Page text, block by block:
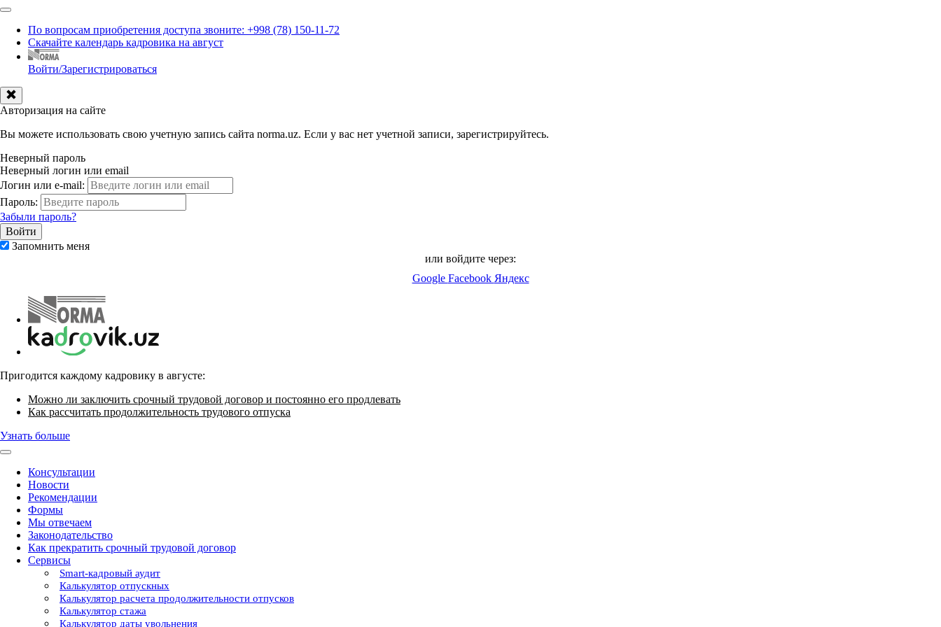
По вопросам приобретения доступа звоните: +998 (78) 150-11-72
Скачайте календарь кадровика на август
Войти/Зарегистрироваться
Авторизация на сайте
Вы можете использовать свою учетную запись сайта norma.uz. Если у вас нет учетной записи, зарегистрируйтесь.
Неверный пароль
Неверный логин или email
Логин или e-mail:
Пароль:
Забыли пароль?
Запомнить меня
или войдите через:
Google Facebook Яндекс
Пригодится каждому кадровику в августе:
Можно ли заключить срочный трудовой договор и постоянно его продлевать
Как рассчитать продолжительность трудового отпуска
Узнать больше
Консультации
Новости
Рекомендации
Формы
Мы отвечаем
Законодательство
Как прекратить срочный трудовой договор
Сервисы
Smart-кадровый аудит
Калькулятор отпускных
Калькулятор расчета продолжительности отпусков
Калькулятор стажа
Калькулятор даты увольнения